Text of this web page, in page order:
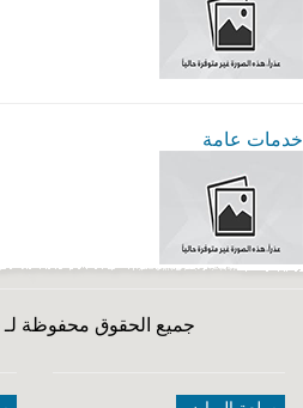
خدمات عامة
جميع الحقوق محفوظة لـ